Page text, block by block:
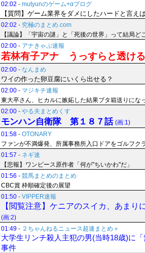
02:02 - mutyunのゲーム+αブログ
【質問】ゲーム業界をダメにしたハードと言え
02:02 - 究極のまとめ.com
【議論】「宇宙の謎」と「死後の世界」って結局ど
02:00 - アナきゃぷ速報
若林有子アナ うっすらと透ける
02:00 - なんまめ
ワイの作った卵豆腐にいくら出せる？
02:00 - マジキチ速報
東大卒さん、ヒカルに嫉妬した結果ブタ箱送りにな
02:00 - やる夫まとめくす
モンハン自衛隊 第１８７話 (画:1)
01:58 - OTONARY
ファンが不満爆発、所属事務所入口ドアをゴルフク
01:57 - ネギ速
【悲報】ワンピース原作者「何が"ちいかわ"だ」
01:56 - 競馬まとめのまとめ
CBC賞 枠順確定後の展望
01:50 - VIPPER速報
【閲覧注意】ケニアのスイカ、あまり
(画:2)
01:49 - ２ちゃんねるニュース超速まとめ＋
大学生リンチ殺人主犯の男(当時18歳)に
事件